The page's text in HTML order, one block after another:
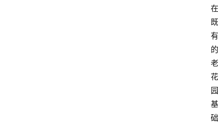
在
既
有
的
老
花
园
基
础